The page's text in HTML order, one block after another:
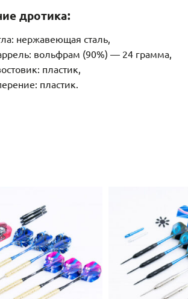
дротика:
нержавеющая сталь,
вольфрам (90%) — 24 грамма,
пластик,
пластик.